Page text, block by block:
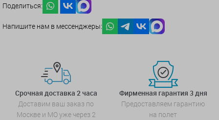
Поделиться:
Напишите нам в мессенджеры:
Срочная доставка 2 часа
Доставим ваш заказ по
Москве и МО уже через 2
Фирменная гарантия 3 дня
Предоставляем гарантию
на полет